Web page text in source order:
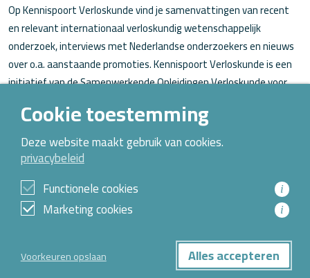
Op Kennispoort Verloskunde vind je samenvattingen van recent
en relevant internationaal verloskundig wetenschappelijk
onderzoek, interviews met Nederlandse onderzoekers en nieuws
over o.a. aanstaande promoties. Kennispoort Verloskunde is een
initiatief van de Samenwerkende Opleidingen Verloskunde voor
Over Kennispoort Verloskunde
Contact
Archief
Privacybeleid
Cookie toestemming
Deze website maakt gebruik van cookies.
privacybeleid
Functionele cookies
i
Marketing cookies i
Voorkeuren opslaan Alles accepteren